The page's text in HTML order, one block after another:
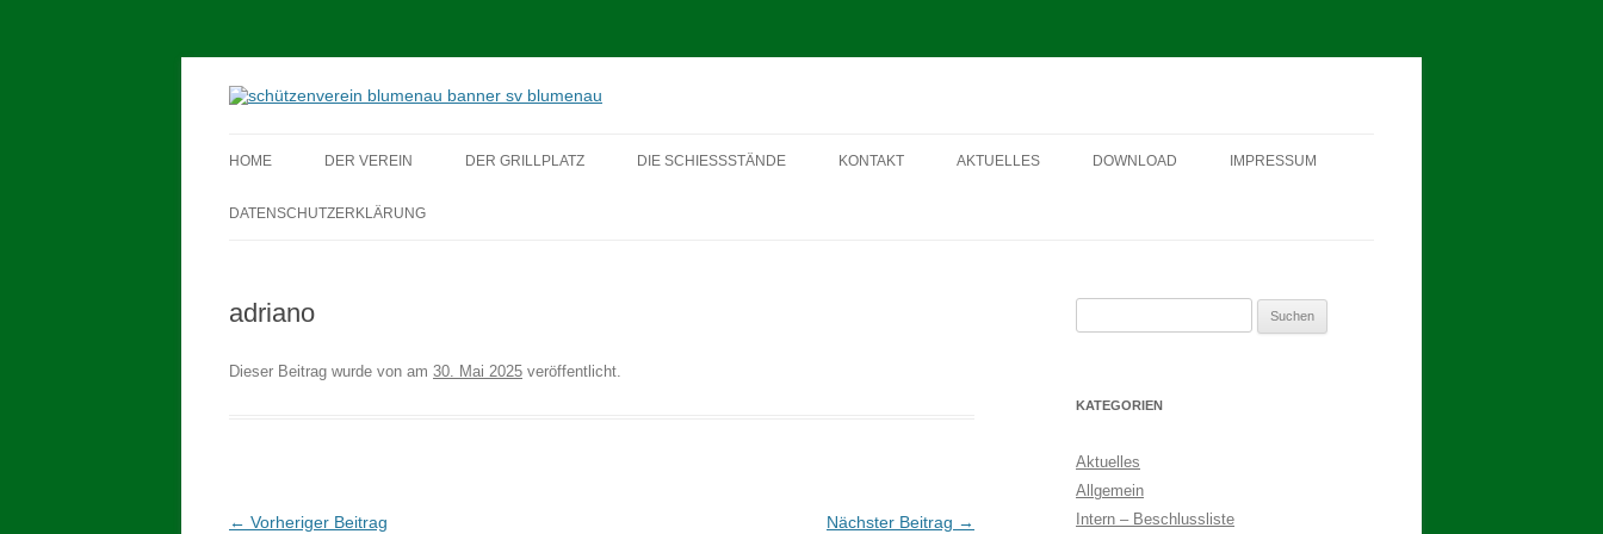
Schützenverein Blumenau von 1952 e.V.
Inhalt
HOME DER VEREIN DER GRILLPLATZ DIE SCHIESSSTÄNDE KONTAKT AKTUELLES
PROKLAMATION DER KÖNIGE
2017
1. TAG DES SCHÜTZENFESTES
DOWNLOAD IMPRESSUM
DATENSCHUTZERKLÄRUNG
adriano
Dieser Beitrag wurde von am 30. Mai 2025 veröffentlicht.
Beitragsnavigation
← Vorheriger Beitrag Nächster Beitrag →
KATEGORIEN
Aktuelles
Allgemein
Intern – Beschlussliste